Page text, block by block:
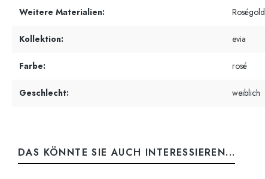
Weitere Materialien:
Kollektion: evia
Farbe: rosé
Geschlecht: weiblich
DAS KÖNNTE SIE AUCH INTERESSIEREN...